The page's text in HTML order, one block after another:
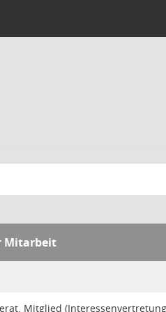
Mitarbeit
Mitglied